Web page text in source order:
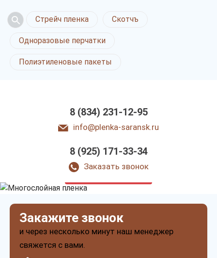
Стрейч пленка Скотчъ
Одноразовые перчатки
Полиэтиленовые пакеты
8 (834) 231-12-95
info@plenka-saransk.ru
8 (925) 171-33-34
Заказать звонок
Многослойная
пленка в Саранске
Закажите звонок
и через несколько минут наш менеджер
свяжется с вами.